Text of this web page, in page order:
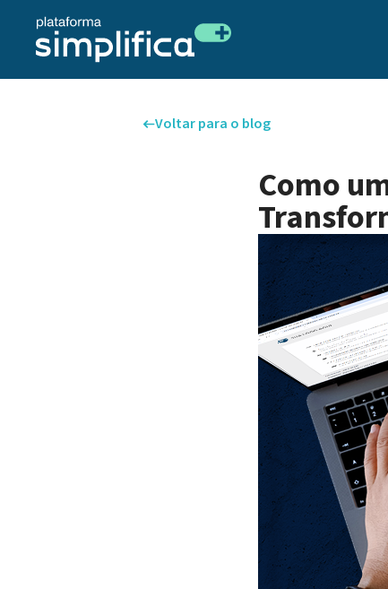
Voltar para o blog
Como